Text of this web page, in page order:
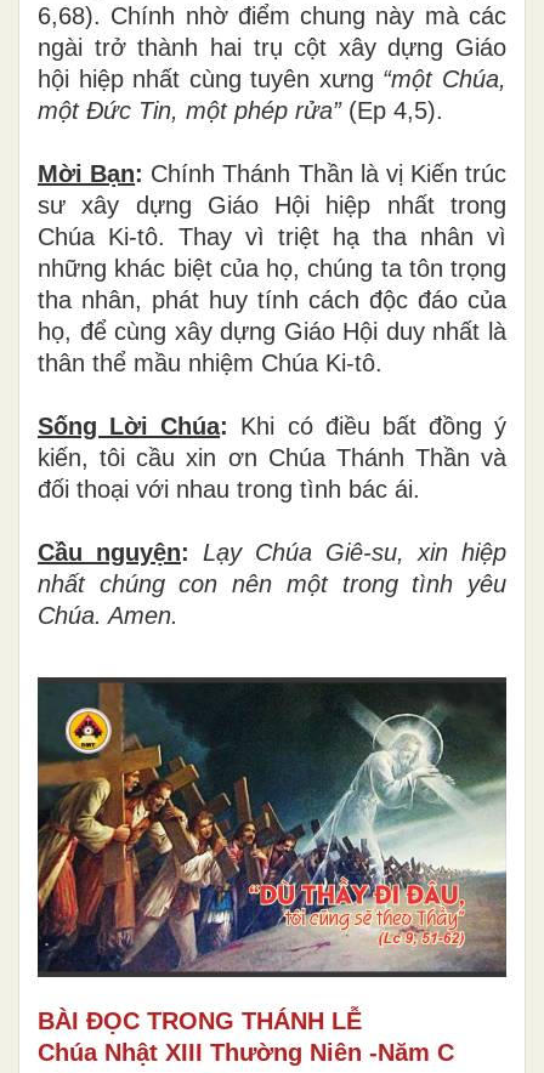
6,68). Chính nhờ điểm chung này mà các
ngài trở thành hai trụ cột xây dựng Giáo
hội hiệp nhất cùng tuyên xưng “một Chúa,
một Đức Tin, một phép rửa” (Ep 4,5).
Mời Bạn: Chính Thánh Thần là vị Kiến trúc
sư xây dựng Giáo Hội hiệp nhất trong
Chúa Ki-tô. Thay vì triệt hạ tha nhân vì
những khác biệt của họ, chúng ta tôn trọng
tha nhân, phát huy tính cách độc đáo của
họ, để cùng xây dựng Giáo Hội duy nhất là
thân thể mầu nhiệm Chúa Ki-tô.
Sống Lời Chúa: Khi có điều bất đồng ý
kiến, tôi cầu xin ơn Chúa Thánh Thần và
đối thoại với nhau trong tình bác ái.
Cầu nguyện: Lạy Chúa Giê-su, xin hiệp
nhất chúng con nên một trong tình yêu
Chúa. Amen.
BÀI ĐỌC TRONG THÁNH LỄ
Chúa Nhật XIII Thường Niên -Năm C